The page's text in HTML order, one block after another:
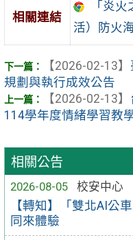
相關公告
2026-08-05
校安中心
【轉知】「雙北AI公
同來體驗
相關連結
「炎
活）防火
【2026-02-13】
規劃與執行成效公告
【2026-02-13】
114學年度情緒學習教